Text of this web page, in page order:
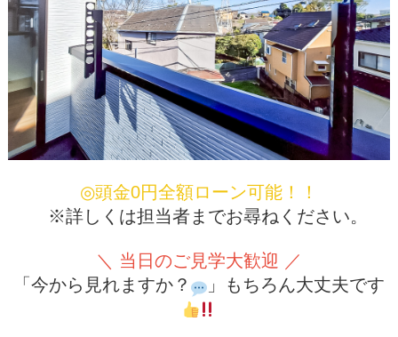
◎頭金0円全額ローン可能！！
※詳しくは担当者までお尋ねください。
＼ 当日のご見学大歓迎 ／
「今から見れますか？
」もちろん大丈夫です